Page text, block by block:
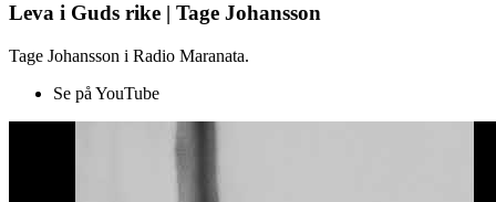
Leva i Guds rike | Tage Johansson
Tage Johansson i Radio Maranata.
Se på YouTube